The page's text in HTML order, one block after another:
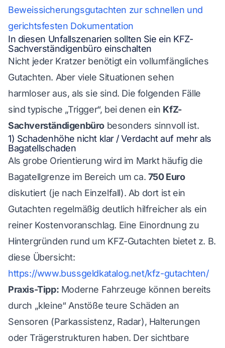
Beweissicherungsgutachten zur schnellen und
gerichtsfesten Dokumentation
In diesen Unfallszenarien sollten Sie ein KFZ-
Sachverständigenbüro einschalten
Nicht jeder Kratzer benötigt ein vollumfängliches
Gutachten. Aber viele Situationen sehen
harmloser aus, als sie sind. Die folgenden Fälle
sind typische „Trigger“, bei denen ein KfZ-
Sachverständigenbüro besonders sinnvoll ist.
1) Schadenhöhe nicht klar / Verdacht auf mehr als
Bagatellschaden
Als grobe Orientierung wird im Markt häufig die
Bagatellgrenze im Bereich um ca. 750 Euro
diskutiert (je nach Einzelfall). Ab dort ist ein
Gutachten regelmäßig deutlich hilfreicher als ein
reiner Kostenvoranschlag. Eine Einordnung zu
Hintergründen rund um KFZ-Gutachten bietet z. B.
diese Übersicht:
https://www.bussgeldkatalog.net/kfz-gutachten/
Praxis-Tipp: Moderne Fahrzeuge können bereits
durch „kleine“ Anstöße teure Schäden an
Sensoren (Parkassistenz, Radar), Halterungen
oder Trägerstrukturen haben. Der sichtbare